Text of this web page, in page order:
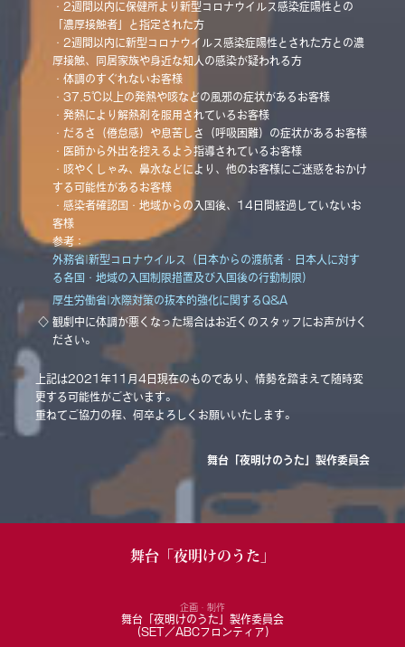
・2週間以内に保健所より新型コロナウイルス感染症陽性との
「濃厚接触者」と指定された方
・2週間以内に新型コロナウイルス感染症陽性とされた方との濃
厚接触、同居家族や身近な知人の感染が疑われる方
・体調のすぐれないお客様
・37.5℃以上の発熱や咳などの風邪の症状があるお客様
・発熱により解熱剤を服用されているお客様
・だるさ（倦怠感）や息苦しさ（呼吸困難）の症状があるお客様
・医師から外出を控えるよう指導されているお客様
・咳やくしゃみ、鼻水などにより、他のお客様にご迷惑をおかけ
する可能性があるお客様
・感染者確認国・地域からの入国後、14日間経過していないお
客様
参考：
外務省|新型コロナウイルス（日本からの渡航者・日本人に対す
る各国・地域の入国制限措置及び入国後の行動制限）
厚生労働省|水際対策の抜本的強化に関するQ&A
◇ 観劇中に体調が悪くなった場合はお近くのスタッフにお声がけく
ださい。
上記は2021年11月4日現在のものであり、情勢を踏まえて随時変
更する可能性がございます。
重ねてご協力の程、何卒よろしくお願いいたします。
舞台「夜明けのうた」製作委員会
舞台「夜明けのうた」
企画・制作
舞台「夜明けのうた」製作委員会
(SET／ABCフロンティア)